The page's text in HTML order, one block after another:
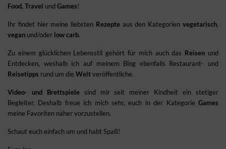
Food, Travel und Games!
Ihr findet hier meine liebsten Rezepteaus den Kategorienvegetarisch,
vegan und/oder low carb.
Zu einem glücklichen Lebensstil gehört für mich auch das Reisen und
Entdecken, weshalb ich auf meinem Blog ebenfalls Restaurant- und
Reisetipps rund um die Weltveröffentliche.
Video- und Brettspielesind mir seit meiner Kindheit ein stetiger
Begleiter. Deshalb freue ich mich sehr, euch in der Kategorie Games
meine Favoriten näher vorzustellen.
Schaut euch einfach um und habt Spaß!